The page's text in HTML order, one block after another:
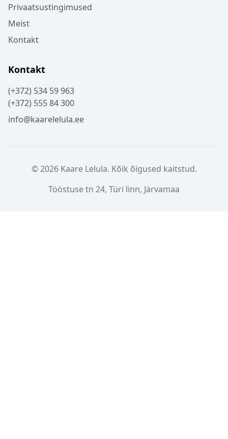
Privaatsustingimused
Meist
Kontakt
Kontakt
(+372) 534 59 963
(+372) 555 84 300
info@kaarelelula.ee
© 2026 Kaare Lelula. Kõik õigused kaitstud.
Tööstuse tn 24, Türi linn, Järvamaa